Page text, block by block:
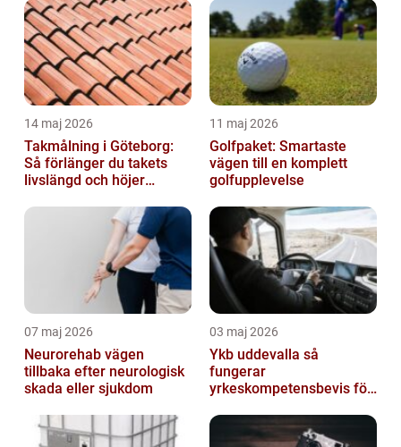
14 maj 2026
Takmålning i Göteborg:
Så förlänger du takets
livslängd och höjer
11 maj 2026
Golfpaket: Smartaste
vägen till en komplett
golfupplevelse
07 maj 2026
Neurorehab vägen
tillbaka efter neurologisk
skada eller sjukdom
03 maj 2026
Ykb uddevalla så
fungerar
yrkeskompetensbevis för